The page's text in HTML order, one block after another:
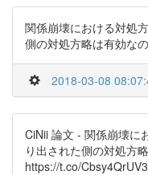
関係崩壊における対処
側の対処方略は有効な
2018-03-08
CiNii 論文 - 関係崩壊に
り出された側の対処方
https://t.co/Cbsy4QrUV3